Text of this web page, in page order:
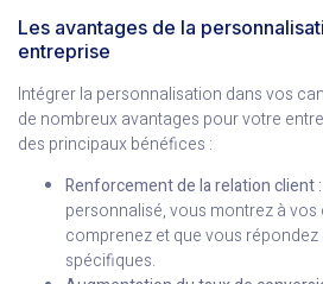
Les avantages de la
entreprise
Intégrer la personnalisation dans vos
de nombreux avantages pour votre
des principaux bénéfices :
Renforcement de la relation client :
personnalisé, vous montrez à vos
comprenez et que vous répondez
spécifiques.